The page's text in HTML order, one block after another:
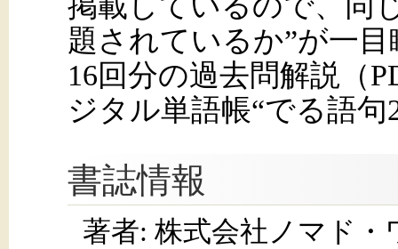
題されているか”が一
16回分の過去問解説（
ジタル単語帳“でる語
書誌情報
著者: 株式会社ノマド・